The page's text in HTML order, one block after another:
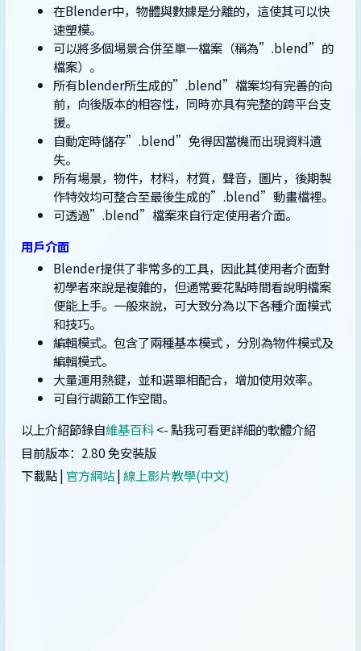
在Blender中，物體與數據是分離的，這使其可以快
速塑模。
可以將多個場景合併至單一檔案（稱為”.blend”的
檔案）。
所有blender所生成的”.blend”檔案均有完善的向
前，向後版本的相容性，同時亦具有完整的跨平台支
援。
自動定時儲存”.blend”免得因當機而出現資料遺
失。
所有場景，物件，材料，材質，聲音，圖片，後期製
作特效均可整合至最後生成的”.blend”動畫檔裡。
可透過”.blend”檔案來自行定使用者介面。
用戶介面
Blender提供了非常多的工具，因此其使用者介面對
初學者來說是複雜的，但通常要花點時間看說明檔案
便能上手。一般來說，可大致分為以下各種介面模式
和技巧。
編輯模式。包含了兩種基本模式 ，分別為物件模式及
編輯模式。
大量運用熱鍵，並和選單相配合，增加使用效率。
可自行調節工作空間。
以上介紹節錄自維基百科<- 點我可看更詳細的軟體介紹
目前版本：2.80 免安裝版
下載點 | 官方網站|線上影片教學(中文)